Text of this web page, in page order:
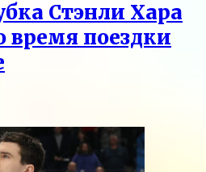
Стэнли Хара
время поездки